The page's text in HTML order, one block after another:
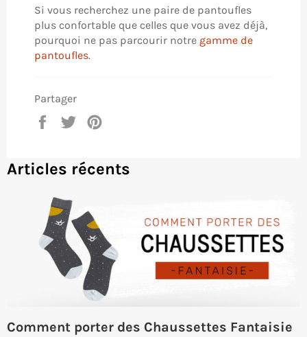
Si vous recherchez une paire de pantoufles
plus confortable que celles que vous avez déjà,
pourquoi ne pas parcourir notre gamme de
pantoufles.
Partager
PartagerTweeter
Articles récents
Comment porter des Chaussettes Fantaisie